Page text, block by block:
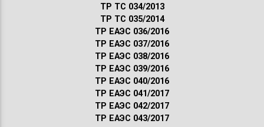
ТР ТС 034/2013
ТР ТС 035/2014
ТР ЕАЭС 036/2016
ТР ЕАЭС 037/2016
ТР ЕАЭС 038/2016
ТР ЕАЭС 039/2016
ТР ЕАЭС 040/2016
ТР ЕАЭС 041/2017
ТР ЕАЭС 042/2017
ТР ЕАЭС 043/2017